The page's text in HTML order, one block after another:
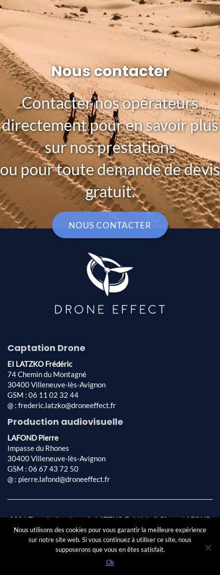
Nous contacter
Contacter nos opérateurs
directement pour en savoir plus
sur nos prestations
ou pour toute demande de devis
gratuit.
NOUS CONTACTER
Captation Drone
EI LATZKO Frédéric
74 Chemin du Montagné
30400 Villeneuve-lès-Avignon
GSM : 06 11 02 32 44
@ : frederic.latzko@droneeffect.fr
Production audiovisuelle
LAFOND Pierre
Impasse du Rhones
30400 Villeneuve-lès-Avignon
GSM : 06 67 43 72 50
@ : pierre.lafond@droneeffect.fr
2026 Tous droits réservés LATZKO Frédéric & Pierre LAFOND
Conception & réalisation parAFA-Multimédia SARL|Mentions
légales| Politique de confidentialité
Nous utilisons des cookies pour vous garantir la meilleure expérience
sur notre site web. Si vous continuez à utiliser ce site, nous
supposerons que vous en êtes satisfait.
Ok